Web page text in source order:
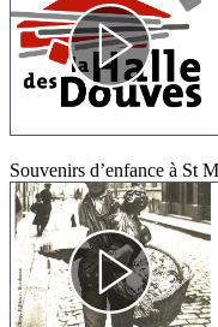
Souvenirs d’enfance à St